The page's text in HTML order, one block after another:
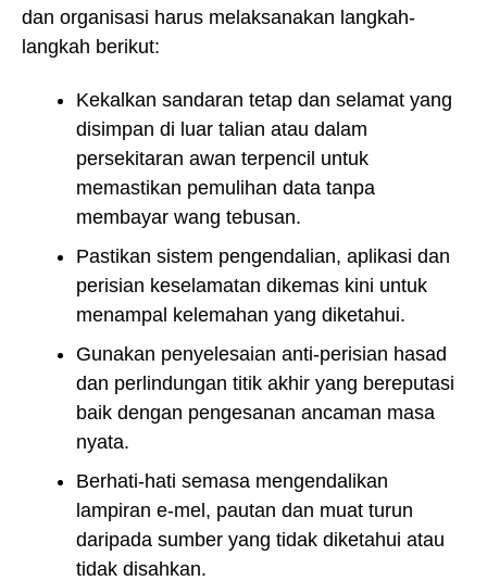
dan organisasi harus melaksanakan langkah-
langkah berikut:
Kekalkan sandaran tetap dan selamat yang
disimpan di luar talian atau dalam
persekitaran awan terpencil untuk
memastikan pemulihan data tanpa
membayar wang tebusan.
Pastikan sistem pengendalian, aplikasi dan
perisian keselamatan dikemas kini untuk
menampal kelemahan yang diketahui.
Gunakan penyelesaian anti-perisian hasad
dan perlindungan titik akhir yang bereputasi
baik dengan pengesanan ancaman masa
nyata.
Berhati-hati semasa mengendalikan
lampiran e-mel, pautan dan muat turun
daripada sumber yang tidak diketahui atau
tidak disahkan.